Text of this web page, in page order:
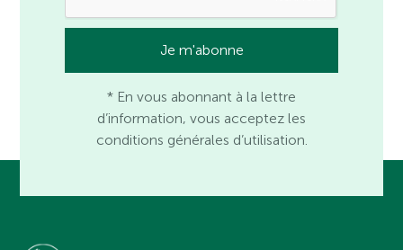
* En vous abonnant à la lettre
d’information, vous acceptez les
conditions générales d’utilisation.